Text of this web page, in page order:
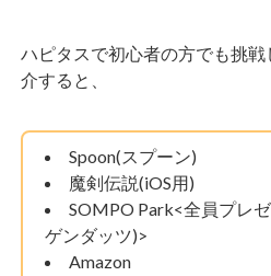
ハピタスで初心者の方でも挑
介すると、
Spoon(スプーン)
魔剣伝説(iOS用)
SOMPO Park<全員プレ
ゲンダッツ)>
Amazon